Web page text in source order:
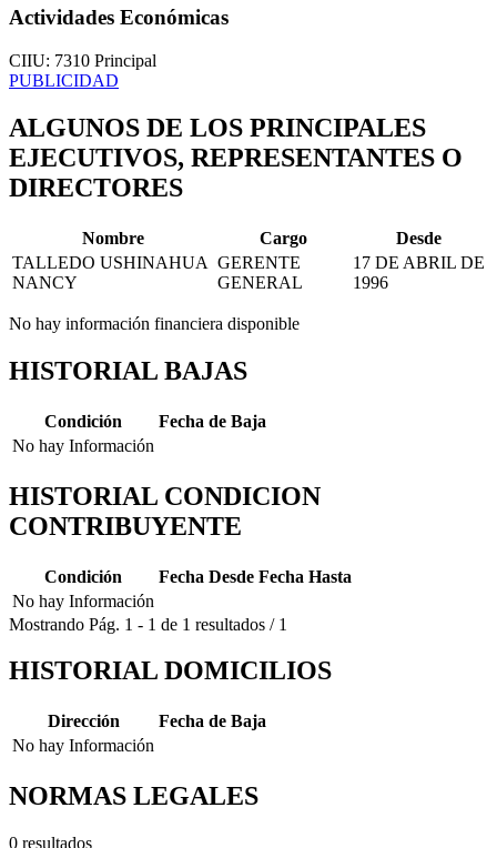
Actividades Económicas
CIIU: 7310 Principal
PUBLICIDAD
ALGUNOS DE LOS PRINCIPALES
EJECUTIVOS, REPRESENTANTES O
DIRECTORES
Nombre Cargo
Desde
TALLEDO USHINAHUA
NANCY
GERENTE
GENERAL
17 DE ABRIL DE
1996
No hay información financiera disponible
HISTORIAL BAJAS
Condición
Fecha de Baja
No hay Información
HISTORIAL CONDICION
CONTRIBUYENTE
Condición Fecha Desde Fecha Hasta
No hay Información
Mostrando Pág. 1 - 1 de 1 resultados / 1
HISTORIAL DOMICILIOS
Dirección
Fecha de Baja
No hay Información
NORMAS LEGALES
0 resultados